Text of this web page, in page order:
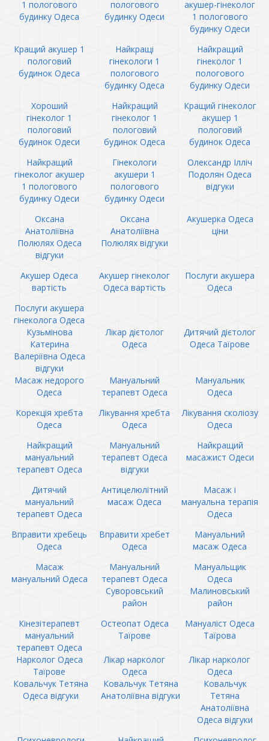
1 пологового
будинку Одеса
пологового
будинку Одеси
акушер-гінеколог
1 пологового
будинку Одеси
Кращий акушер 1
пологовий
будинок Одеса
Найкращі
гінекологи 1
пологового
будинку Одеса
Найкращий
гінеколог 1
пологового
будинку Одеси
Хороший
гінеколог 1
пологовий
будинок Одеси
Найкращий
гінеколог 1
пологовий
будинок Одеса
Кращий гінеколог
акушер 1
пологовий
будинок Одеса
Найкращий
гінеколог акушер
1 пологового
будинку Одеси
Гінекологи
акушери 1
пологового
будинку Одеси
Олександр Ілліч
Подолян Одеса
відгуки
Оксана
Анатоліївна
Полюлях Одеса
відгуки
Оксана
Анатоліївна
Полюлях відгуки
Акушерка Одеса
ціни
Акушер Одеса
вартість
Акушер гінеколог
Одеса вартість
Послуги акушера
Одеса
Послуги акушера
гінеколога Одеса
Кузьмінова
Катерина
Валеріївна Одеса
відгуки
Лікар дієтолог
Одеса
Дитячий дієтолог
Одеса Таїрове
Масаж недорого
Одеса
Мануальний
терапевт Одеса
Мануальник
Одеса
Корекція хребта
Одеса
Лікування хребта
Одеса
Лікування сколіозу
Одеса
Найкращий
мануальний
терапевт Одеса
Мануальний
терапевт Одеса
відгуки
Найкращий
масажист Одеси
Дитячий
мануальний
терапевт Одеса
Антицелюлітний
масаж Одеса
Масаж і
мануальна терапія
Одеса
Вправити хребець
Одеса
Вправити хребет
Одеса
Мануальний
масаж Одеса
Масаж
мануальний Одеса
Мануальний
терапевт Одеса
Суворовський
район
Мануальщик
Одеса
Малиновський
район
Кінезітерапевт
мануальний
терапевт Одеса
Остеопат Одеса
Таїрове
Мануаліст Одеса
Таїрова
Нарколог Одеса
Таїрове
Лікар нарколог
Одеса
Лікар нарколог
Одеса
Ковальчук Тетяна
Одеса відгуки
Ковальчук Тетяна
Анатоліївна відгуки
Ковальчук
Тетяна
Анатоліївна
Одеса відгуки